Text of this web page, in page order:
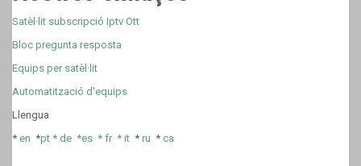
Satèl·lit subscripció Iptv Ott
Bloc pregunta resposta
Equips per satèl·lit
Automatització d'equips
Llengua
* en *pt * de *es * fr* it * ru * ca